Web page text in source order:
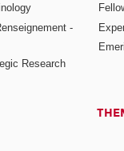
-
Research